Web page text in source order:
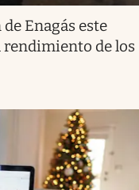
Enagás este
rendimiento de los